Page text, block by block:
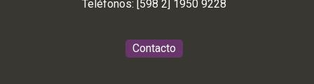
Teléfonos: [598 2] 1950 9228
Contacto